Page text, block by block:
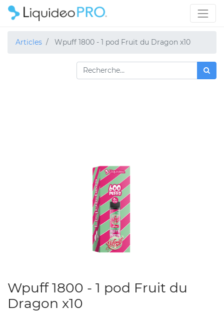
Articles Wpuff 1800 - 1 pod Fruit du Dragon x10
Wpuff 1800 - 1 pod Fruit du
Dragon x10